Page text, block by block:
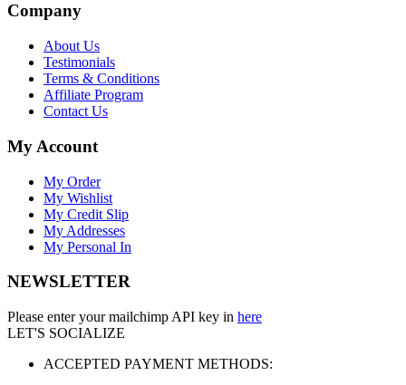
Company
About Us
Testimonials
Terms & Conditions
Affiliate Program
Contact Us
My Account
My Order
My Wishlist
My Credit Slip
My Addresses
My Personal In
NEWSLETTER
Please enter your mailchimp API key in here
LET'S SOCIALIZE
ACCEPTED PAYMENT METHODS: